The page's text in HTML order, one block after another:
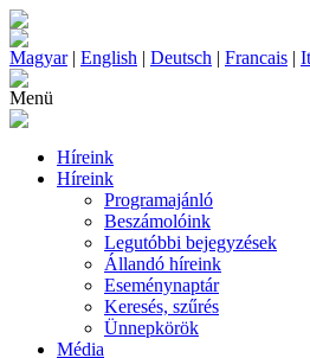
Magyar| English | Deutsch | Francais |
Menü
Híreink
Híreink
Programajánló
Beszámolóink
Legutóbbi bejegyzések
Állandó híreink
Eseménynaptár
Keresés, szűrés
Ünnepkörök
Média